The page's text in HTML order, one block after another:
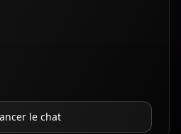
le chat